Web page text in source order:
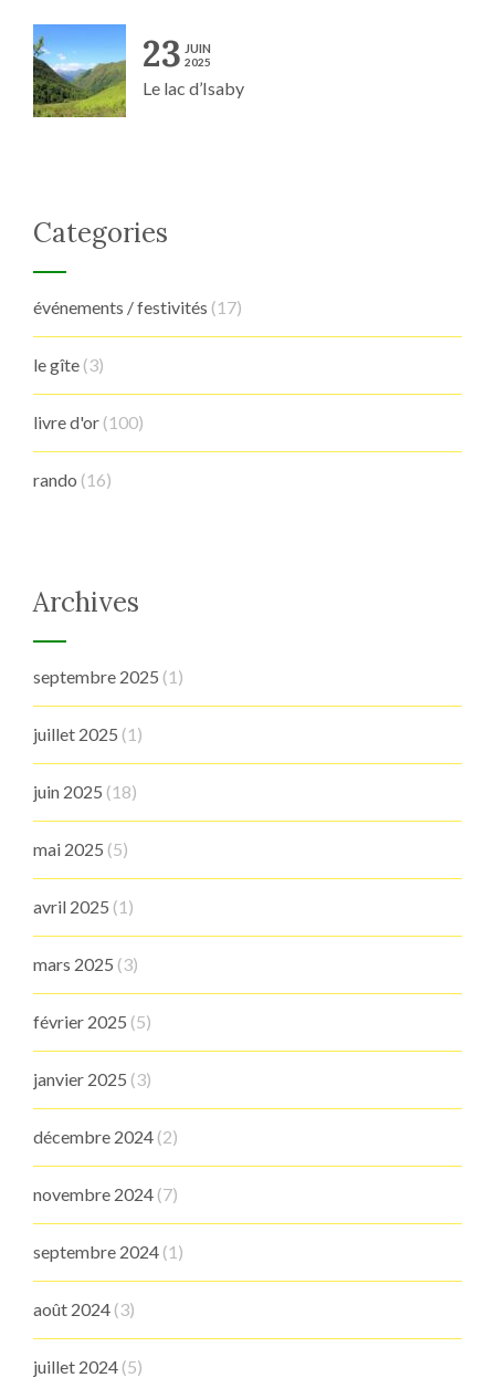
23 JUIN
2025
Le lac d’Isaby
Categories
événements / festivités (17)
le gîte (3)
livre d'or (100)
rando (16)
Archives
septembre 2025 (1)
juillet 2025 (1)
juin 2025 (18)
mai 2025 (5)
avril 2025 (1)
mars 2025 (3)
février 2025 (5)
janvier 2025 (3)
décembre 2024 (2)
novembre 2024 (7)
septembre 2024 (1)
août 2024 (3)
juillet 2024 (5)